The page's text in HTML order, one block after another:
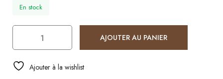
En stock
AJOUTER AU PANIER
Ajouter à la wishlist